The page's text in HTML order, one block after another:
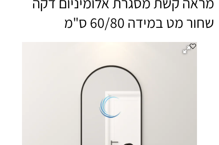
שחור מט במידה 60/80 ס"מ